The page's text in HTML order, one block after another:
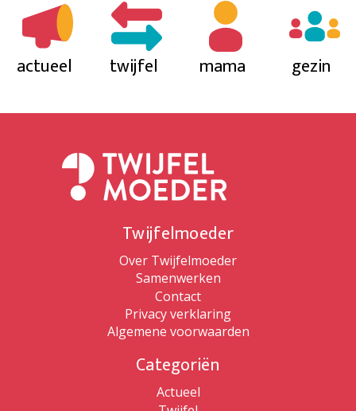
actueel twijfel mama gezin
Twijfelmoeder
Over Twijfelmoeder
Samenwerken
Contact
Privacy verklaring
Algemene voorwaarden
Categoriën
Actueel